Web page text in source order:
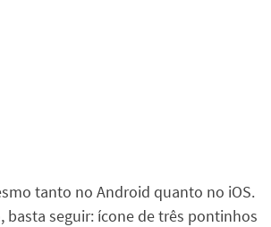
tanto no Android quanto no iOS.
basta seguir: ícone de três pontinhos